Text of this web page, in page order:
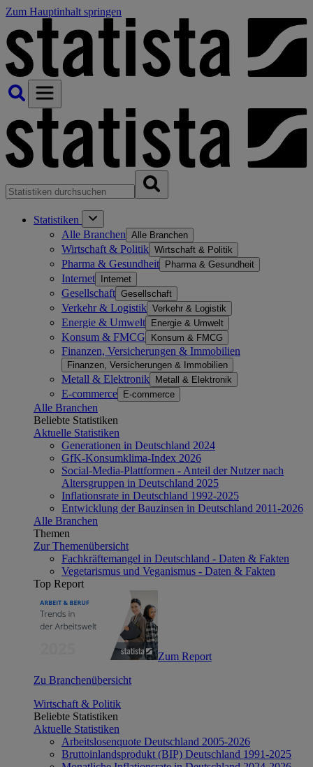
Zum Hauptinhalt springen
Statistiken
Alle Branchen Alle Branchen
Wirtschaft & Politik Wirtschaft & Politik
Pharma & Gesundheit Pharma & Gesundheit
Internet Internet
Gesellschaft Gesellschaft
Verkehr & Logistik Verkehr & Logistik
Energie & Umwelt Energie & Umwelt
Konsum & FMCG Konsum & FMCG
Finanzen, Versicherungen & Immobilien
Finanzen, Versicherungen & Immobilien
Metall & Elektronik Metall & Elektronik
E-commerce E-commerce
Alle Branchen
Beliebte Statistiken
Aktuelle Statistiken
Generationen in Deutschland 2024
GfK-Konsumklima-Index 2026
Social-Media-Plattformen - Anteil der Nutzer nach
Altersgruppen in Deutschland 2025
Inflationsrate in Deutschland 1992-2025
Entwicklung der Bauzinsen in Deutschland 2011-2026
Alle Branchen
Themen
Zur Themenübersicht
Fachkräftemangel in Deutschland - Daten & Fakten
Vegetarismus und Veganismus - Daten & Fakten
Top Report
Zum Report
Zu Branchenübersicht
Wirtschaft & Politik
Beliebte Statistiken
Aktuelle Statistiken
Arbeitslosenquote Deutschland 2005-2026
Bruttoinlandsprodukt (BIP) Deutschland 1991-2025